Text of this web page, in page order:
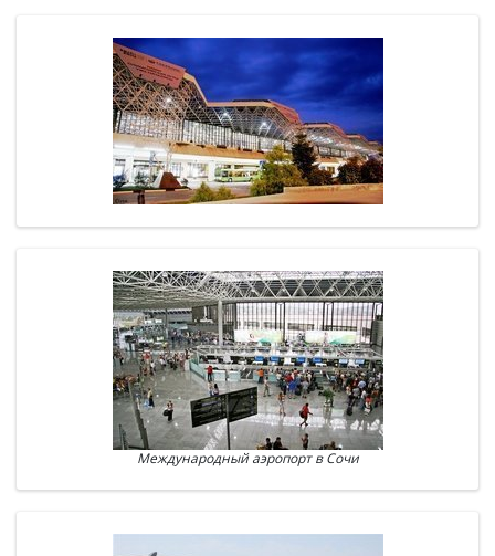
Международный аэропорт в Сочи